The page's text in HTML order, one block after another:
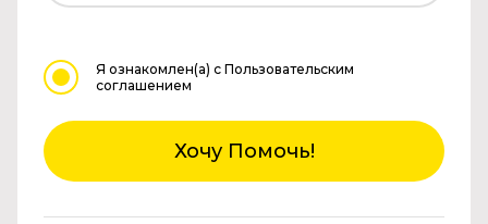
Я ознакомлен(а) с Пользовательским
соглашением
Хочу Помочь!